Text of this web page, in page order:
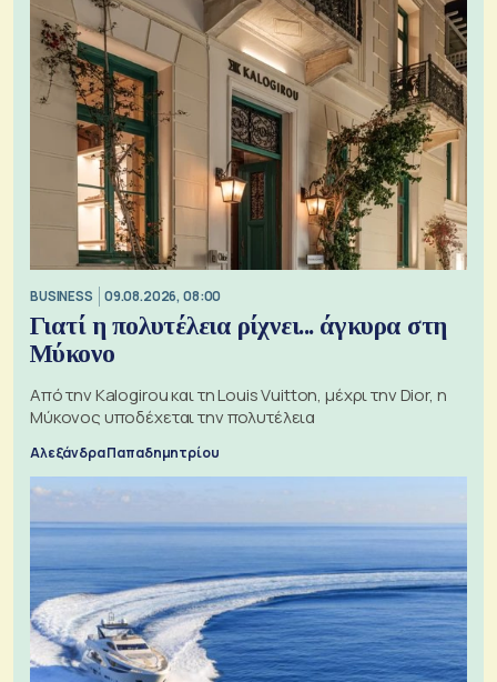
BUSINESS 09.08.2026, 08:00
Γιατί η πολυτέλεια ρίχνει... άγκυρα στη
Μύκονο
Από την Kalogirou και τη Louis Vuitton, μέχρι την Dior, η
Μύκονος υποδέχεται την πολυτέλεια
Αλεξάνδρα Παπαδημητρίου